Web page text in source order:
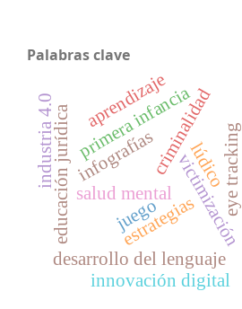
Palabras clave
criminalidad
salud mental victimización
desarrollo del lenguaje
primera infancia
eye tracking
infografías
educación jurídica juego
aprendizaje
estrategias
lúdico
innovación digital
industria 4.0